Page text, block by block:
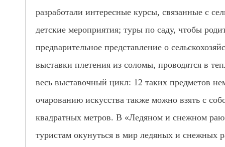
разработали интересные курсы, связанные с
детские мероприятия; туры по саду, чтобы
предварительное представление о
выставки плетения из соломы, проводятся в
весь выставочный цикл: 12 таких предметов
очарованию искусства также можно взять с
квадратных метров. В «Ледяном и снежном
туристам окунуться в мир ледяных и снежных